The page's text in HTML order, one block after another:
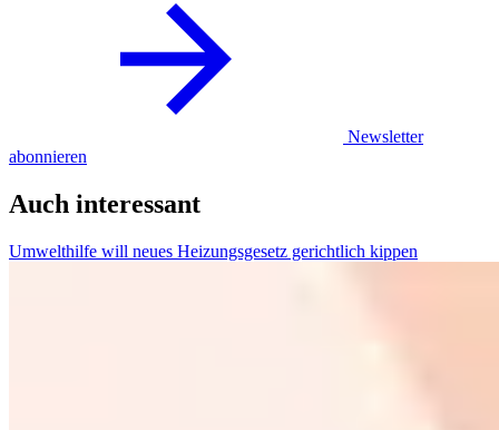
Newsletter
abonnieren
Auch interessant
Umwelthilfe will neues Heizungsgesetz gerichtlich kippen